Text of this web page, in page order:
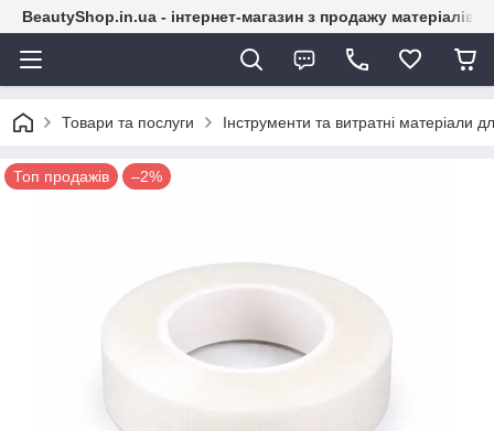
BeautyShop.in.ua - інтернет-магазин з продажу матеріалів
Товари та послуги Інструменти та витратні матеріали
Топ продажів –2%